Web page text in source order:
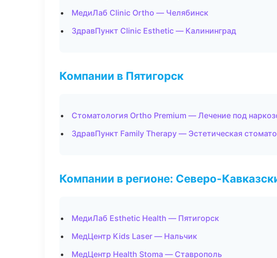
МедиЛаб Clinic Ortho — Челябинск
ЗдравПункт Clinic Esthetic — Калининград
Компании в Пятигорск
Стоматология Ortho Premium — Лечение под
ЗдравПункт Family Therapy — Эстетическая
Компании в регионе: Северо-
МедиЛаб Esthetic Health — Пятигорск
МедЦентр Kids Laser — Нальчик
МедЦентр Health Stoma — Ставрополь